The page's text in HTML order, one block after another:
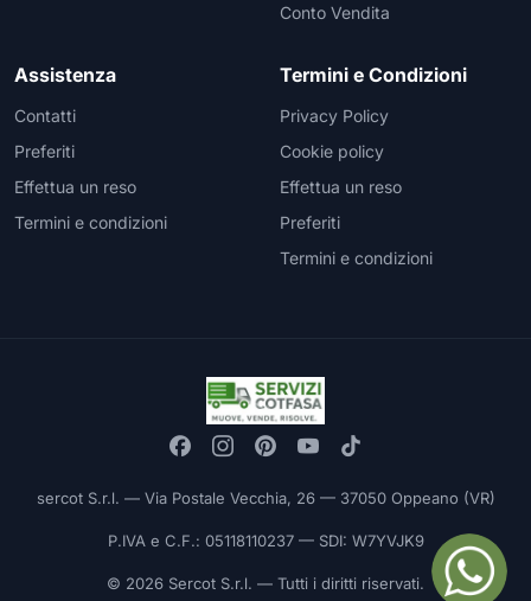
Conto Vendita
Assistenza
Contatti
Preferiti
Effettua un reso
Termini e condizioni
Termini e Condizioni
Privacy Policy
Cookie policy
Effettua un reso
Preferiti
Termini e condizioni
sercot S.r.l. — Via Postale Vecchia, 26 — 37050 Oppeano (VR)
P.IVA e C.F.: 05118110237 — SDI: W7YVJK9
© 2026 Sercot S.r.l. — Tutti i diritti riservati.